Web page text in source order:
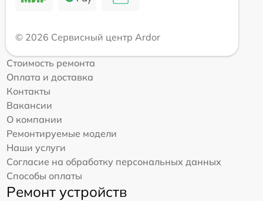
© 2026 Сервисный центр Ardor
Стоимость ремонта
Оплата и доставка
Контакты
Вакансии
О компании
Ремонтируемые модели
Наши услуги
Согласие на обработку персональных данных
Способы оплаты
Ремонт устройств